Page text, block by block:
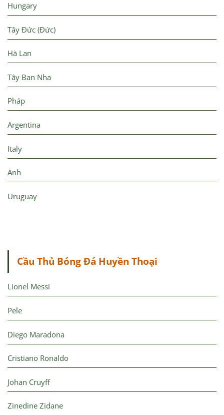
Hungary
Tây Đức (Đức)
Hà Lan
Tây Ban Nha
Pháp
Argentina
Italy
Anh
Uruguay
Cầu Thủ Bóng Đá Huyền Thoại
Lionel Messi
Pele
Diego Maradona
Cristiano Ronaldo
Johan Cruyff
Zinedine Zidane